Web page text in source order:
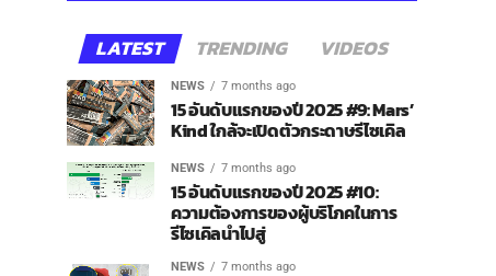
LATEST TRENDING VIDEOS
NEWS 7 months ago
15 อันดับแรกของปี 2025 #9: Mars’
Kind ใกล้จะเปิดตัวกระดาษรีไซเคิล
NEWS 7 months ago
15 อันดับแรกของปี 2025 #10:
ความต้องการของผู้บริโภคในการ
รีไซเคิลนำไปสู่
NEWS 7 months ago